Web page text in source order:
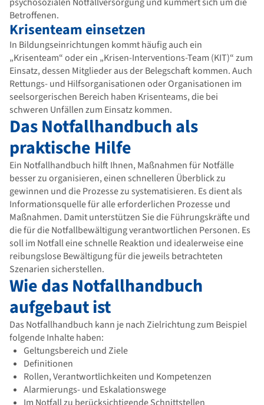
psychosozialen Notfallversorgung und kümmert sich um die
Betroffenen.
Krisenteam einsetzen
In Bildungseinrichtungen kommt häufig auch ein
„Krisenteam“ oder ein „Krisen-Interventions-Team (KIT)“ zum
Einsatz, dessen Mitglieder aus der Belegschaft kommen. Auch
Rettungs- und Hilfsorganisationen oder Organisationen im
seelsorgerischen Bereich haben Krisenteams, die bei
schweren Unfällen zum Einsatz kommen.
Das Notfallhandbuch als
praktische Hilfe
Ein Notfallhandbuch hilft Ihnen, Maßnahmen für Notfälle
besser zu organisieren, einen schnelleren Überblick zu
gewinnen und die Prozesse zu systematisieren. Es dient als
Informationsquelle für alle erforderlichen Prozesse und
Maßnahmen. Damit unterstützen Sie die Führungskräfte und
die für die Notfallbewältigung verantwortlichen Personen. Es
soll im Notfall eine schnelle Reaktion und idealerweise eine
reibungslose Bewältigung für die jeweils betrachteten
Szenarien sicherstellen.
Wie das Notfallhandbuch
aufgebaut ist
Das Notfallhandbuch kann je nach Zielrichtung zum Beispiel
folgende Inhalte haben:
Geltungsbereich und Ziele
Definitionen
Rollen, Verantwortlichkeiten und Kompetenzen
Alarmierungs- und Eskalationswege